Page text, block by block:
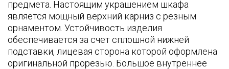
предмета. Настоящим украшением шкафа
является мощный верхний карниз с резным
орнаментом. Устойчивость изделия
обеспечивается за счет сплошной нижней
подставки, лицевая сторона которой оформлена
оригинальной прорезью. Большое внутреннее